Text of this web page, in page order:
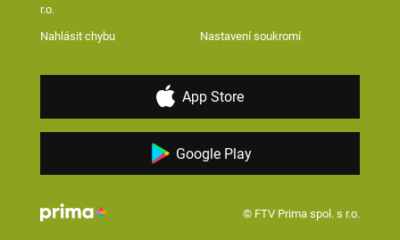
r.o.
Nahlásit chybu Nastavení soukromí
App Store
Google Play
© FTV Prima spol. s r.o.